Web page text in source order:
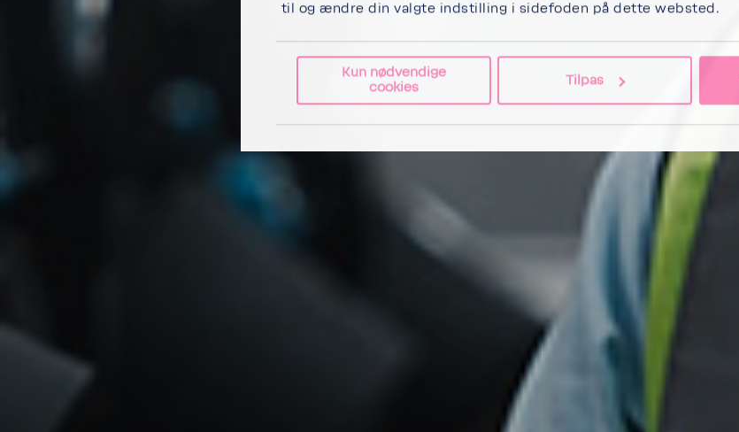
til og ændre din valgte indstilling i sidefoden på dette websted.
Kun nødvendige
cookies
Tilpas